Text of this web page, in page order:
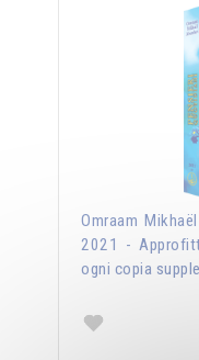
Omraam
2021 -
ogni copia